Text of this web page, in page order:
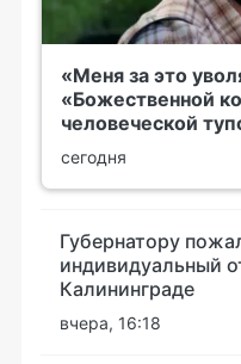
«Меня за это
«Божественной
человеческой
сегодня
Губернатору
индивидуальный
Калининграде
вчера, 16:18